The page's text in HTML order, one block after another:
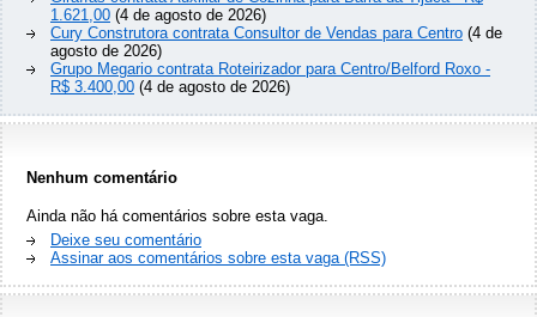
1.621,00 (4 de agosto de 2026)
Cury Construtora contrata Consultor de Vendas para Centro (4 de
agosto de 2026)
Grupo Megario contrata Roteirizador para Centro/Belford Roxo -
R$ 3.400,00 (4 de agosto de 2026)
Nenhum comentário
Ainda não há comentários sobre esta vaga.
Deixe seu comentário
Assinar aos comentários sobre esta vaga (RSS)